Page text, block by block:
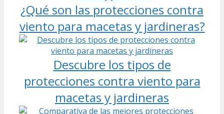
¿Qué son las protecciones contra
viento para macetas y jardineras?
Descubre los tipos de
protecciones contra viento para
macetas y jardineras